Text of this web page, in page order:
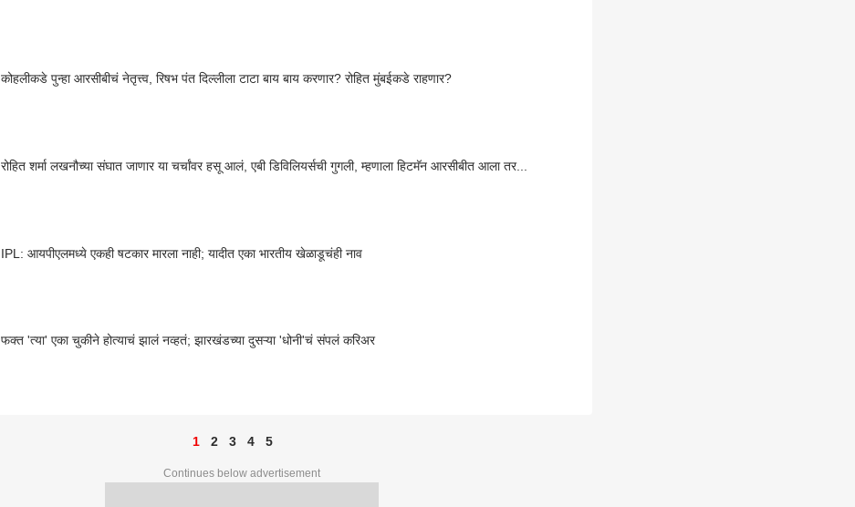
कोहलीकडे पुन्हा आरसीबीचं नेतृत्त्व, रिषभ पंत दिल्लीला टाटा बाय बाय करणार? रोहित मुंबईकडे राहणार?
रोहित शर्मा लखनौच्या संघात जाणार या चर्चांवर हसू आलं, एबी डिविलियर्सची गुगली, म्हणाला हिटमॅन आरसीबीत आला तर...
IPL: आयपीएलमध्ये एकही षटकार मारला नाही; यादीत एका भारतीय खेळाडूचंही नाव
फक्त 'त्या' एका चुकीने होत्याचं झालं नव्हतं; झारखंडच्या दुसऱ्या 'धोनी'चं संपलं करिअर
1 2 3 4 5
Continues below advertisement